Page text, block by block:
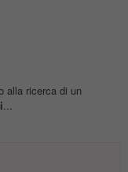
alla ricerca di un
...